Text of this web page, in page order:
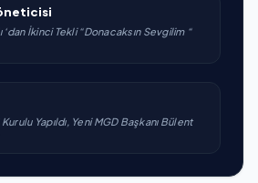
‘dan İkinci Tekli “Donacaksın Sevgilim “
Yapıldı, Yeni MGD Başkanı Bülent